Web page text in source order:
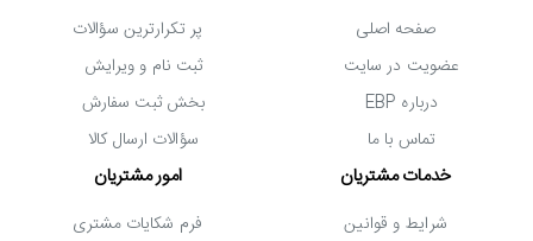
صفحه اصلی
عضویت در سایت
درباره EBP
تماس با ما
پر تکرارترین سؤالات
ثبت نام و ویرایش
بخش ثبت سفارش
سؤالات ارسال کالا
خدمات مشتریان
شرایط و قوانین
امور مشتریان
فرم شکایات مشتری